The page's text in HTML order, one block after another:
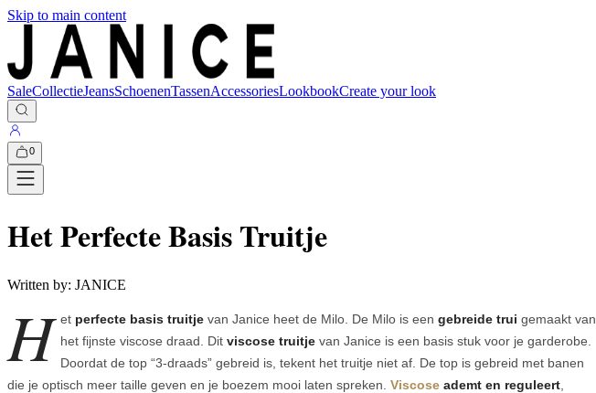
Skip to main content
SaleCollectieJeansSchoenenTassenAccessoriesLookbookCreate your look
0
Het Perfecte Basis Truitje
Written by: JANICE
H et perfecte basis truitje van Janice heet de Milo. De Milo is eengebreide trui gemaakt van
het fijnste viscose draad. Ditviscose truitje van Janice is een basis stuk voor je garderobe.
Doordat de top “3-draads” gebreid is, tekent het truitje niet af. De top is gebreid met banen
die je optisch meer taille geven en je boezem mooi laten spreken. Viscose ademt en reguleert